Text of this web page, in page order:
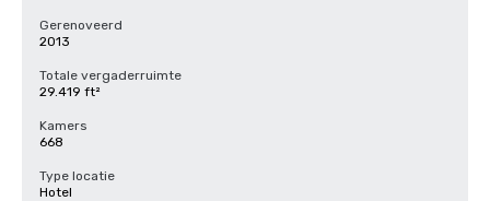
Gerenoveerd
2013
Totale vergaderruimte
29.419 ft²
Kamers
668
Type locatie
Hotel